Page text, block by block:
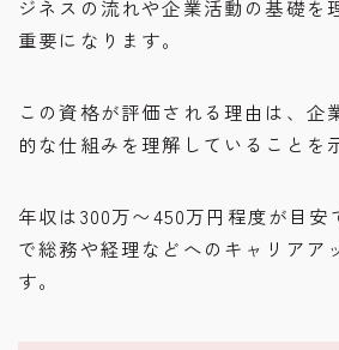
ジネスの流れや企業活動の基礎を
重要になります。
この資格が評価される理由は、企
的な仕組みを理解していることを
年収は300万〜450万円程度が目安
で総務や経理などへのキャリアア
す。